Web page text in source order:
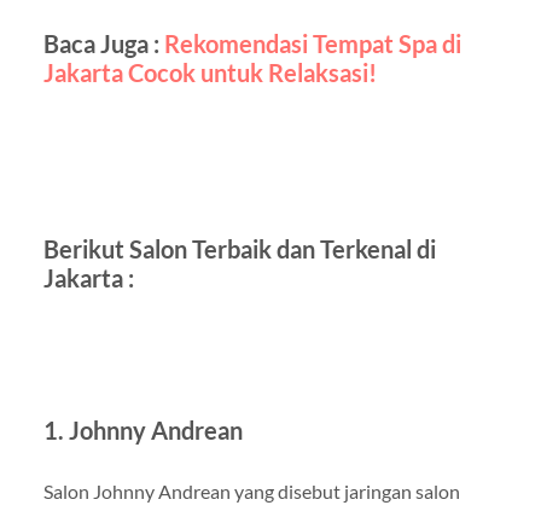
Baca Juga : Rekomendasi Tempat Spa di
Jakarta Cocok untuk Relaksasi!
Berikut Salon Terbaik dan Terkenal di
Jakarta :
1. Johnny Andrean
Salon Johnny Andrean yang disebut jaringan salon